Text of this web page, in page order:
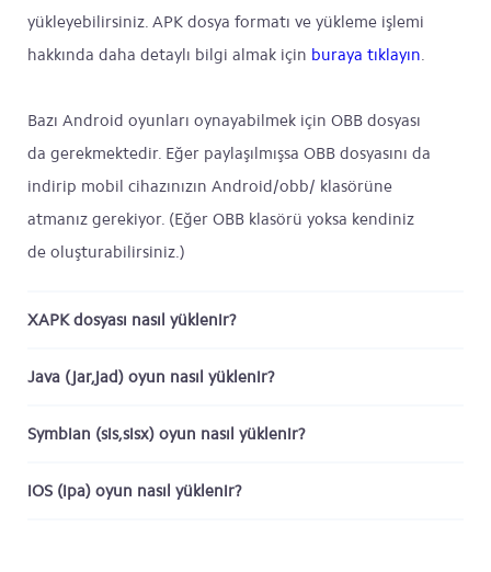
yükleyebilirsiniz. APK dosya formatı ve yükleme işlemi
hakkında daha detaylı bilgi almak için buraya tıklayın.
Bazı Android oyunları oynayabilmek için OBB dosyası
da gerekmektedir. Eğer paylaşılmışsa OBB dosyasını da
indirip mobil cihazınızın Android/obb/ klasörüne
atmanız gerekiyor. (Eğer OBB klasörü yoksa kendiniz
de oluşturabilirsiniz.)
XAPK dosyası nasıl yüklenir?
Java (jar,jad) oyun nasıl yüklenir?
Symbian (sis,sisx) oyun nasıl yüklenir?
iOS (ipa) oyun nasıl yüklenir?